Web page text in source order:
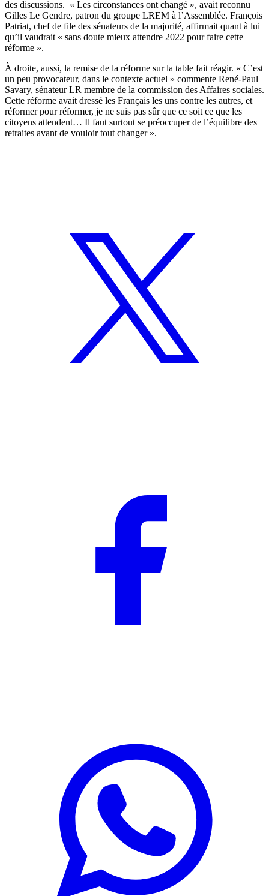
des discussions. « Les circonstances ont changé », avait reconnu
Gilles Le Gendre, patron du groupe LREM à l’Assemblée. François
Patriat, chef de file des sénateurs de la majorité, affirmait quant à lui
qu’il vaudrait « sans doute mieux attendre 2022 pour faire cette
réforme ».
À droite, aussi, la remise de la réforme sur la table fait réagir. « C’est
un peu provocateur, dans le contexte actuel » commente René-Paul
Savary, sénateur LR membre de la commission des Affaires sociales.
Cette réforme avait dressé les Français les uns contre les autres, et
réformer pour réformer, je ne suis pas sûr que ce soit ce que les
citoyens attendent… Il faut surtout se préoccuper de l’équilibre des
retraites avant de vouloir tout changer ».